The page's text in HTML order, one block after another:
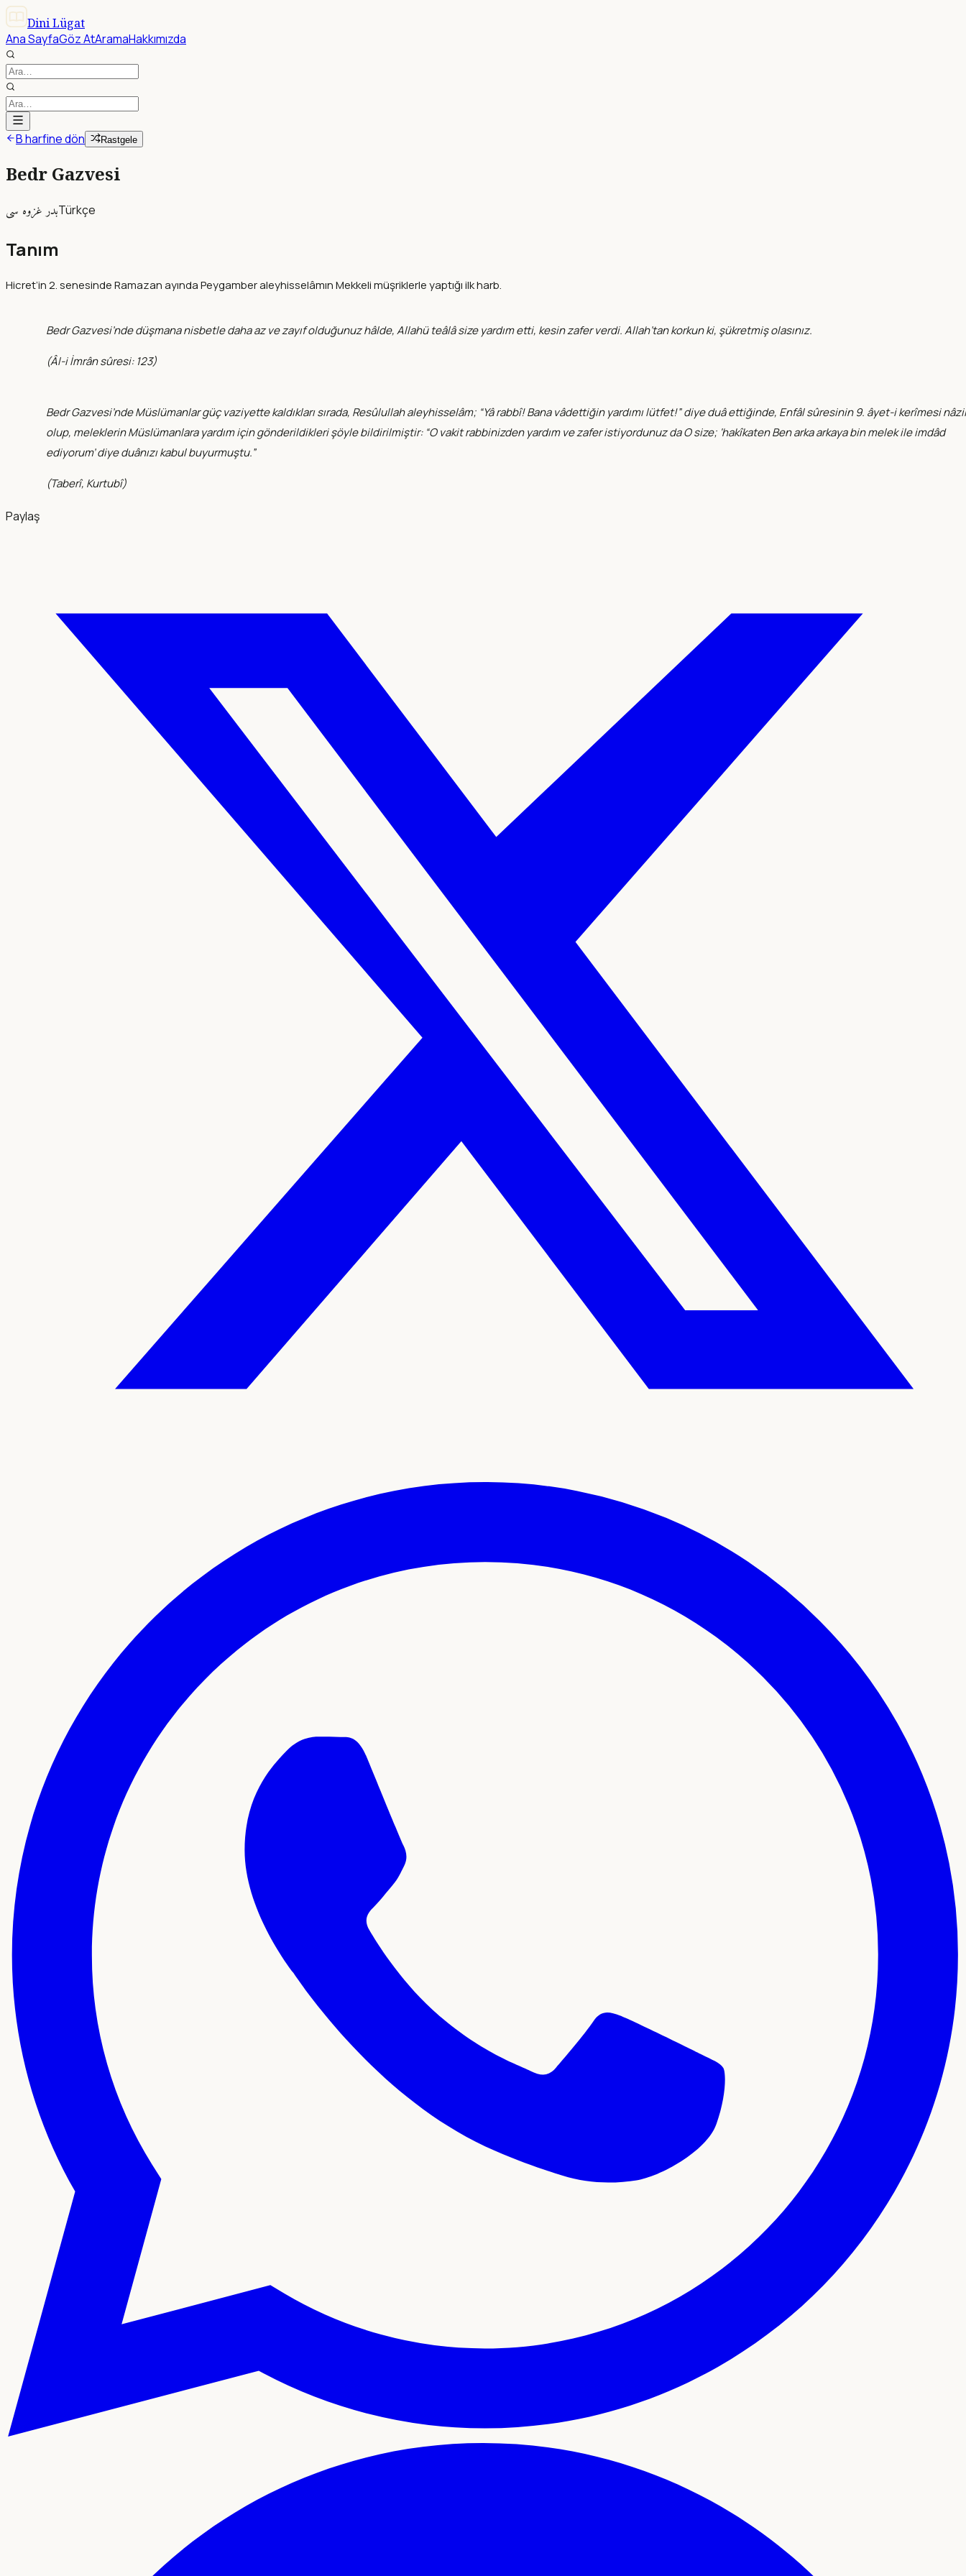
Dini Lügat
Ana SayfaGöz AtAramaHakkımızda
B harfine dön Rastgele
Bedr Gazvesi
بدر غزوه سىTürkçe
Tanım
Hicret’in 2. senesinde Ramazan ayında Peygamber aleyhisselâmın Mekkeli müşriklerle yaptığı ilk harb.
Bedr Gazvesi’nde düşmana nisbetle daha az ve zayıf olduğunuz hâlde, Allahü teâlâ size yardım etti, kesin zafer verdi. Allah’tan korkun ki, şükretmiş olasınız.
(Âl-i İmrân sûresi: 123)
Bedr Gazvesi’nde Müslümanlar güç vaziyette kaldıkları sırada, Resûlullah aleyhisselâm; “Yâ rabbî! Bana vâdettiğin yardımı lütfet!” diye duâ ettiğinde, Enfâl sûresinin 9. âyet-i kerîmesi nâzil
olup, meleklerin Müslümanlara yardım için gönderildikleri şöyle bildirilmiştir: “O vakit rabbinizden yardım ve zafer istiyordunuz da O size; ‘hakîkaten Ben arka arkaya bin melek ile imdâd
ediyorum’ diye duânızı kabul buyurmuştu.”
(Taberî, Kurtubî)
Paylaş